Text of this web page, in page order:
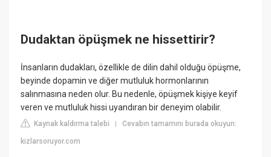
Dudaktan öpüşmek ne hissettirir?
İnsanların dudakları, özellikle de dilin dahil olduğu öpüşme,
beyinde dopamin ve diğer mutluluk hormonlarının
salınmasına neden olur. Bu nedenle, öpüşmek kişiye keyif
veren ve mutluluk hissi uyandıran bir deneyim olabilir.
Kaynak kaldırma talebi |Cevabın tamamını burada okuyun:
kizlarsoruyor.com